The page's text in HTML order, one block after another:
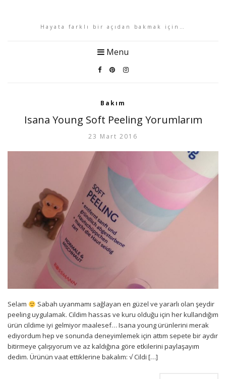
Hayata farklı bir açıdan bakmak için…
Menu
Bakım
Isana Young Soft Peeling Yorumlarım
23 Mart 2016
Selam
Sabah uyanmamı sağlayan en güzel ve yararlı olan şeydir
peeling uygulamak. Cildim hassas ve kuru olduğu için her kullandığım
ürün cildime iyi gelmiyor maalesef… Isana young ürünlerini merak
ediyordum hep ve sonunda deneyimlemek için attım sepete bir aydır
bitirmeye çalışıyorum ve az kaldığına göre etkilerini paylaşayım
dedim. Ürünün vaat ettiklerine bakalım: √ Cildi […]